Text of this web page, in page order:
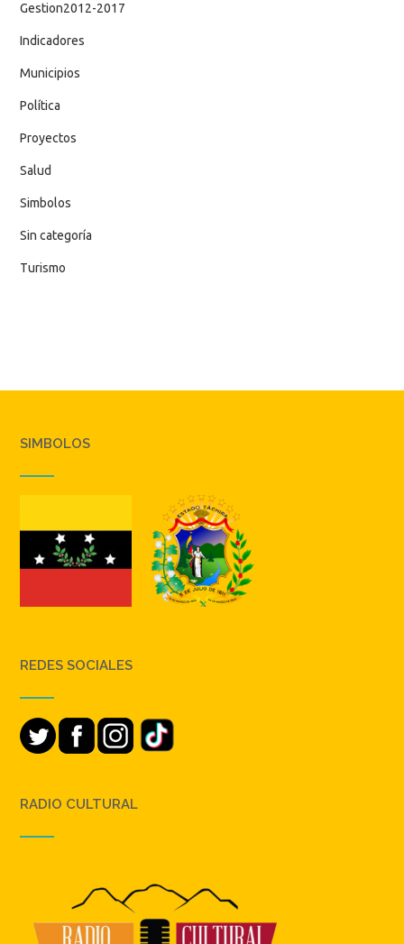
Gestion2012-2017
Indicadores
Municipios
Política
Proyectos
Salud
Simbolos
Sin categoría
Turismo
SIMBOLOS
REDES SOCIALES
RADIO CULTURAL